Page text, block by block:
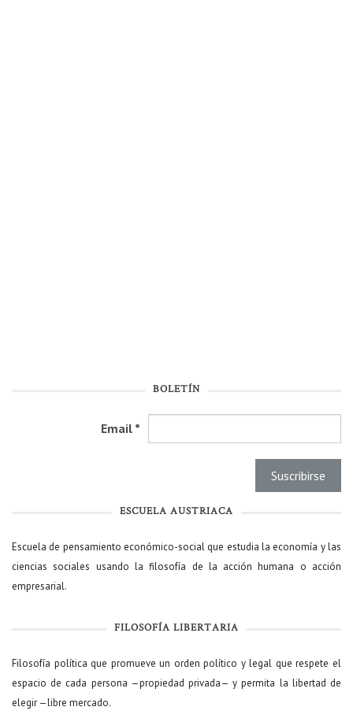
BOLETÍN
Email *
ESCUELA AUSTRIACA
Escuela de pensamiento económico-social que estudia la economía y las
ciencias sociales usando la filosofía de la acción humana o acción
empresarial.
FILOSOFÍA LIBERTARIA
Filosofía política que promueve un orden político y legal que respete el
espacio de cada persona —propiedad privada— y permita la libertad de
elegir —libre mercado.